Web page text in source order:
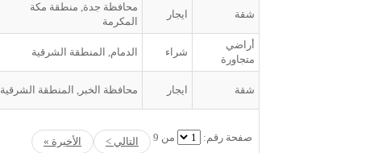
شقة ايجار
محافظة جدة, منطقة مكة
المكرمة
أراضي
متجاورة
شراء الدمام, المنطقة الشرقية
شقة ايجار محافظة الخبر, المنطقة الشرقية
صفحة رقم: من 9 التالي > الأخيرة »